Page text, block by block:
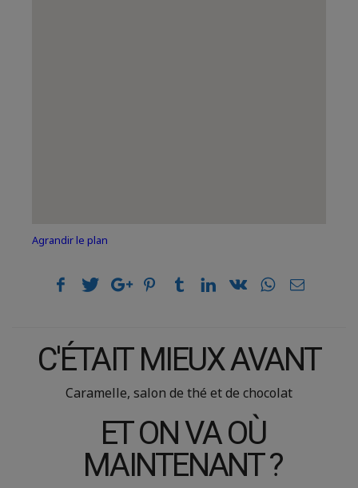
Agrandir le plan
C'ÉTAIT MIEUX AVANT
Caramelle, salon de thé et de chocolat
ET ON VA OÙ
MAINTENANT ?